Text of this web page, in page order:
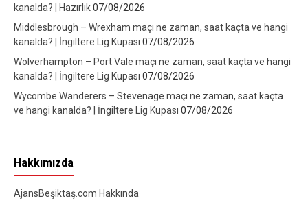
kanalda? | Hazırlık07/08/2026
Middlesbrough – Wrexham maçı ne zaman, saat kaçta ve hangi
kanalda? | İngiltere Lig Kupası 07/08/2026
Wolverhampton – Port Vale maçı ne zaman, saat kaçta ve hangi
kanalda? | İngiltere Lig Kupası 07/08/2026
Wycombe Wanderers – Stevenage maçı ne zaman, saat kaçta
ve hangi kanalda? | İngiltere Lig Kupası 07/08/2026
Hakkımızda
AjansBeşiktaş.com Hakkında